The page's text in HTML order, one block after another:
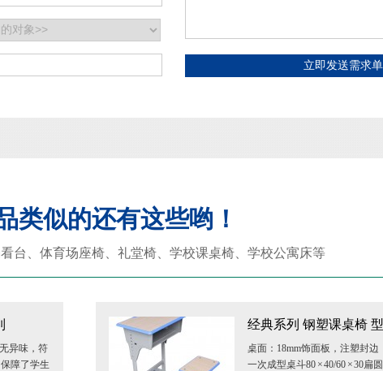
立即发送需求单
类似的还有这些哟！
台、体育场座椅、礼堂椅、学校课桌椅、学校公寓床等
异味，符
障了学生
经典系列 钢塑课桌椅
桌面：18mm饰面板，注塑封边
一次成型桌斗80 × 40/60 × 30扁